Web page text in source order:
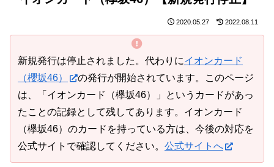
2020.05.27 2022.08.11
新規発行は停止されました。代わりにイオンカード
（櫻坂46）
の発行が開始されています。このページ
は、「イオンカード（欅坂46）」というカードがあっ
たことの記録として残してあります。イオンカード
（欅坂46）のカードを持っている方は、今後の対応を
公式サイトで確認してください。 公式サイトへ